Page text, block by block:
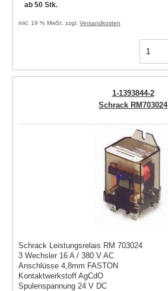
ab 50 Stk.
inkl. 19 % MwSt. zzgl. Versandkosten
1-1393844-2
Schrack RM703024
Schrack Leistungsrelais RM 703024
3 Wechsler 16 A / 380 V AC
Anschlüsse 4,8mm FASTON
Kontaktwerkstoff AgCdO
Spulenspannung 24 V DC